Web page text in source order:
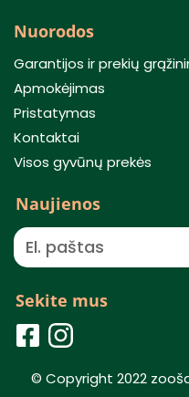
Nuorodos
Garantijos ir prekių
Apmokėjimas
Pristatymas
Kontaktai
Visos gyvūnų prekės
Naujienos
Sekite mus
© Copyright 2022